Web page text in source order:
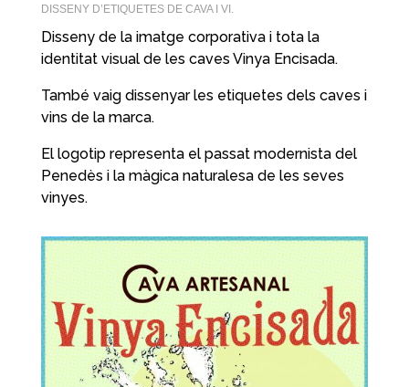
DISSENY D’ETIQUETES DE CAVA I VI.
Disseny de la imatge corporativa i tota la
identitat visual de les caves Vinya Encisada.
També vaig dissenyar les etiquetes dels caves i
vins de la marca.
El logotip representa el passat modernista del
Penedès i la màgica naturalesa de les seves
vinyes.